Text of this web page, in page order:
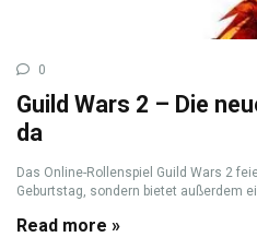
0
Guild Wars 2 – Die
da
Das Online-Rollenspiel Guild Wars 2
Geburtstag, sondern bietet außerdem
Read more »